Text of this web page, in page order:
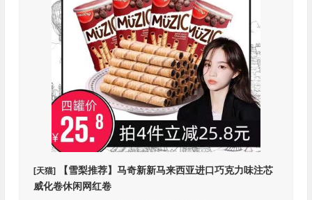
[天猫]【雪梨推荐】马奇新新马来西亚进口巧克力味注芯
威化卷休闲网红卷